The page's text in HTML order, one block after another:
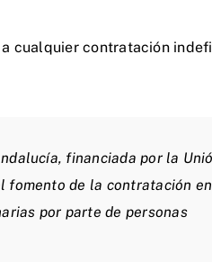
cualquier contratación
financiada por la
fomento de la contratación
por parte de personas